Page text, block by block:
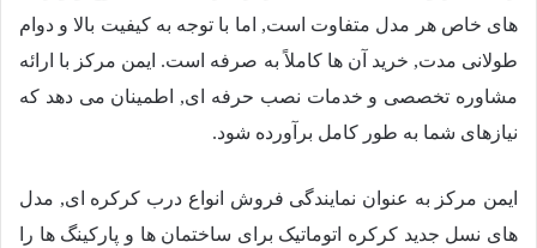
های خاص هر مدل متفاوت است, اما با توجه به کیفیت بالا و دوام
طولانی مدت, خرید آن ها کاملاً به صرفه است. ایمن مرکز با ارائه
مشاوره تخصصی و خدمات نصب حرفه ای, اطمینان می دهد که
نیازهای شما به طور کامل برآورده شود.
ایمن مرکز به عنوان نمایندگی فروش انواع درب کرکره ای, مدل
های نسل جدید کرکره اتوماتیک برای ساختمان ها و پارکینگ ها را